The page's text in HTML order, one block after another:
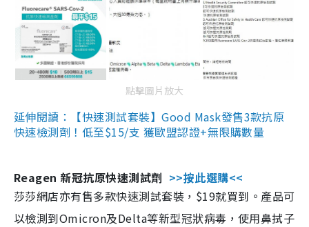
點擊圖片放大
延伸閱讀：【快速測試套裝】Good Mask發售3款抗原
快速檢測劑！低至$15/支 獲歐盟認證+無限購數量
Reagen 新冠抗原快速測試劑 >>按此選購<<
莎莎網店亦有售多款快速測試套裝，$19就買到。產品可
以檢測到Omicron及Delta等新型冠狀病毒，使用鼻拭子